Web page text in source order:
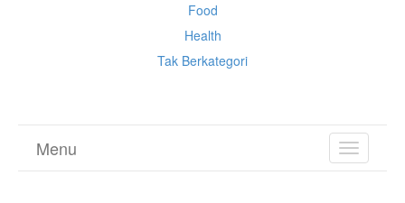
Food
Health
Tak Berkategori
TOGGLE
Menu